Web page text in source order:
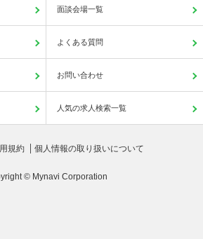
面談会場一覧
よくある質問
お問い合わせ
人気の求人検索一覧
規約 個人情報の取り扱いについて
© Mynavi Corporation